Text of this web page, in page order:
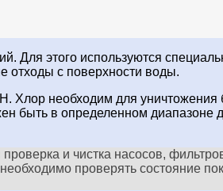
Для этого используются
отходы с поверхности воды.
необходим для уничтожения
быть в определенном диапазоне
и чистка насосов,
проверять состояние